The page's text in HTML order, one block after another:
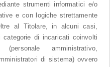
strumenti informatici e/o
e con logiche strettamente
al Titolare, in alcuni casi,
categorie di incaricati coinvolti
amministrativo,
di sistema) ovvero